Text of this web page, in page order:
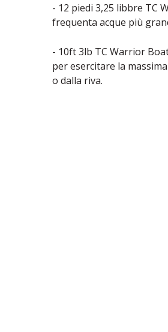
- 12 piedi 3,25 libbre TC
frequenta acque più
- 10ft 3lb TC Warrior
per esercitare la
o dalla riva.